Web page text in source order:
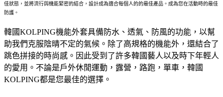
佳狀態，並將流行與機能緊密的結合，設計成為適合每個人的的最佳產品。成為您在活動時的最佳
防護。
韓國KOLPING機能外套具備防水、透氣、防風的功能，以幫
助我們克服陰晴不定的氣候。除了高規格的機能外，還結合了
跳色拼接的時尚感。因此受到了許多韓國藝人以及時下年輕人
的愛用。不論是戶外休閒運動，露營，路跑，單車，韓國
KOLPING都是您最佳的選擇。